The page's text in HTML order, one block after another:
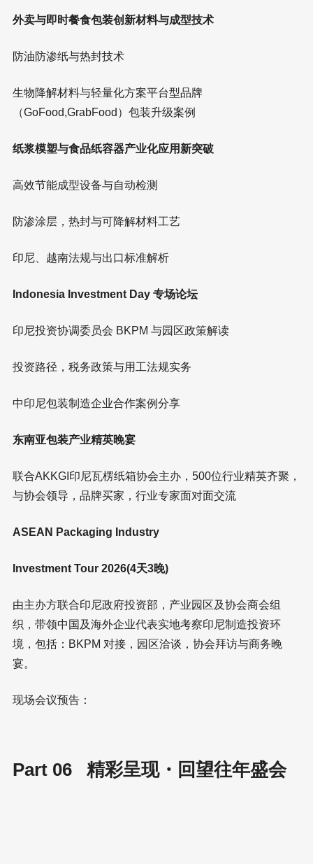
外卖与即时餐食包装创新材料与成型技术
防油防渗纸与热封技术
生物降解材料与轻量化方案平台型品牌
（GoFood,GrabFood）包装升级案例
纸浆模塑与食品纸容器产业化应用新突破
高效节能成型设备与自动检测
防渗涂层，热封与可降解材料工艺
印尼、越南法规与出口标准解析
Indonesia Investment Day 专场论坛
印尼投资协调委员会 BKPM 与园区政策解读
投资路径，税务政策与用工法规实务
中印尼包装制造企业合作案例分享
东南亚包装产业精英晚宴
联合AKKGI印尼瓦楞纸箱协会主办，500位行业精英齐聚，
与协会领导，品牌买家，行业专家面对面交流
ASEAN Packaging Industry
Investment Tour 2026(4天3晚)
由主办方联合印尼政府投资部，产业园区及协会商会组
织，带领中国及海外企业代表实地考察印尼制造投资环
境，包括：BKPM 对接，园区洽谈，协会拜访与商务晚
宴。
现场会议预告：
Part 06 精彩呈现・回望往年盛会